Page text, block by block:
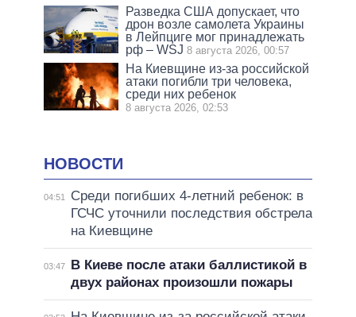
Разведка США допускает, что
дрон возле самолета Украины
в Лейпциге мог принадлежать
рф – WSJ 8 августа 2026, 00:57
На Киевщине из-за российской
атаки погибли три человека,
среди них ребенок
8 августа 2026, 02:53
НОВОСТИ
04:51
Среди погибших 4-летний ребенок: в
ГСЧС уточнили последствия обстрела
на Киевщине
03:47
В Киеве после атаки баллистикой в
двух районах произошли пожары